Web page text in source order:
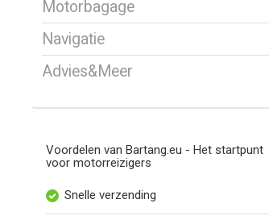
Motorbagage
Navigatie
Advies&Meer
Voordelen van Bartang.eu - Het startpunt
voor motorreizigers
Snelle verzending